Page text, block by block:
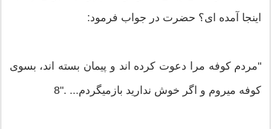
اینجا آمده‏ ای؟ حضرت در جواب فرمود:
"مردم كوفه مرا دعوت كرده‏ اند و پیمان بسته‏ اند، بسوی
كوفه مي‏روم و اگر خوش ندارید بازمي‏گردم... ."8